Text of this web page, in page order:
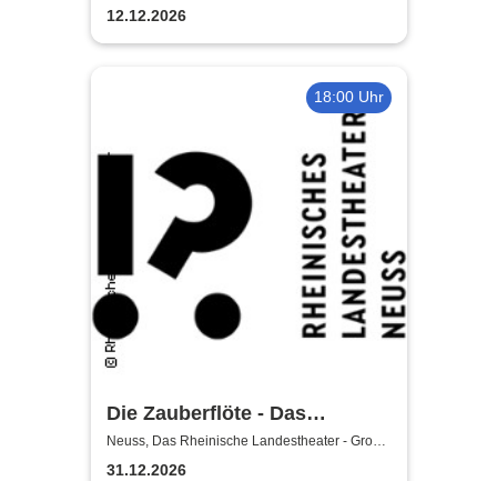
einen Tag
12.12.2026
18:00 Uhr
Die Zauberflöte - Das
Rheinische Landestheater
Neuss, Das Rheinische Landestheater - Große
Bühne
31.12.2026